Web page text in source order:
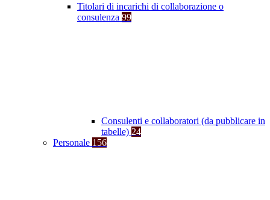
Titolari di incarichi di collaborazione o
consulenza 99
Consulenti e collaboratori (da pubblicare in
tabelle) 24
Personale 156